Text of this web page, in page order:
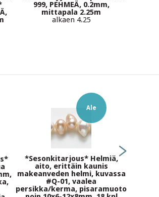
999, PEHMEÄ, 0.2mm,
mittapala 2.25m
alkaen 4.25
Ale
*Sesonkitarjous* Helmiä,
aito, erittäin kaunis
makeanveden helmi, kuvassa
#Q-01, vaalea
persikka/kerma, pisaramuoto